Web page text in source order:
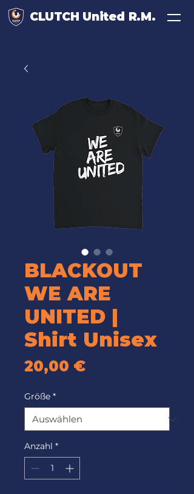
CLUTCH United R.M.
BLACKOUT
WE ARE
UNITED |
Shirt Unisex
20,00 €Preis
Größe *
Anzahl *